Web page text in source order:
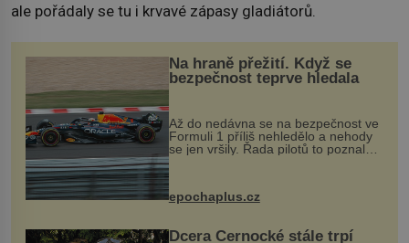
ale pořádaly se tu i krvavé zápasy gladiátorů.
Na hraně přežití. Když se
bezpečnost teprve hledala
Až do nedávna se na bezpečnost ve
Formuli 1 příliš nehledělo a nehody
se jen vršily. Řada pilotů to poznala
na vlastní kůži, často s trvalými
následky nebo bohužel i ztrátou
života. Dnes nepochopiteln...
epochaplus.cz
Dcera Černocké stále trpí